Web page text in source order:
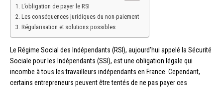
L’obligation de payer le RSI
Les conséquences juridiques du non-paiement
Régularisation et solutions possibles
Le Régime Social des Indépendants (RSI), aujourd’hui appelé la Sécurité
Sociale pour les Indépendants (SSI), est une obligation légale qui
incombe à tous les travailleurs indépendants en France. Cependant,
certains entrepreneurs peuvent être tentés de ne pas payer ces